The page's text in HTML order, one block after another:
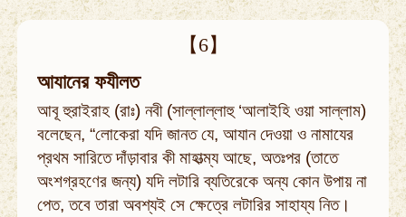
【6】
আযানের ফযীলত
আবূ হুরাইরাহ (রাঃ) নবী (সাল্লাল্লাহু ‘আলাইহি ওয়া সাল্লাম)
বলেছেন, “লোকেরা যদি জানত যে, আযান দেওয়া ও নামাযের
প্রথম সারিতে দাঁড়াবার কী মাহাত্ম্য আছে, অতঃপর (তাতে
অংশগ্রহণের জন্য) যদি লটারি ব্যতিরেকে অন্য কোন উপায় না
পেত, তবে তারা অবশ্যই সে ক্ষেত্রে লটারির সাহায্য নিত।